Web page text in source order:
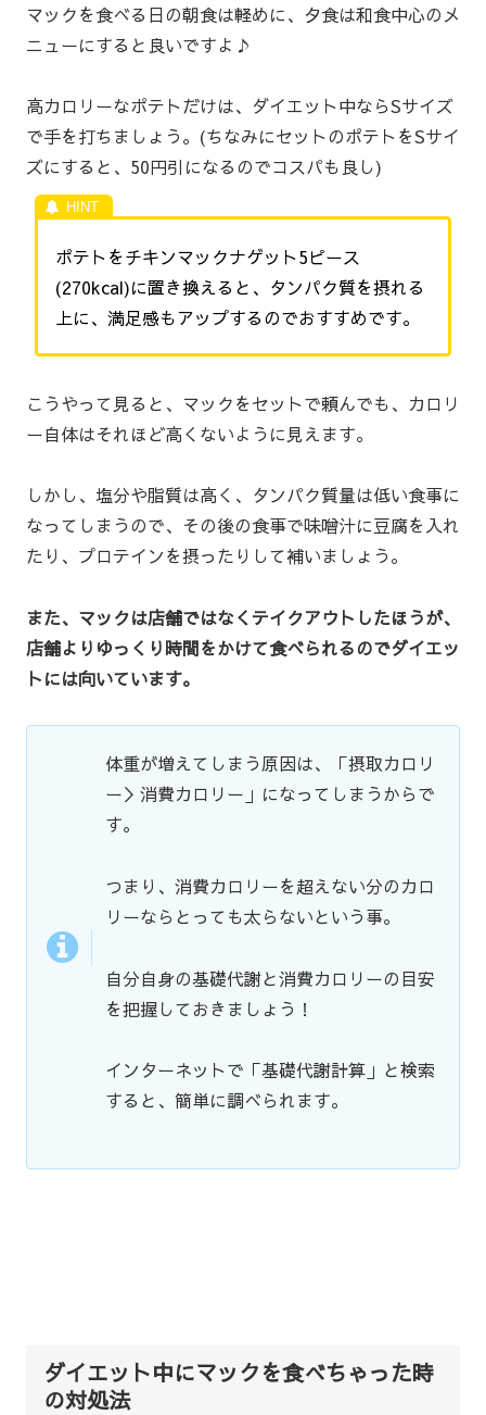
マックを食べる日の朝食は軽めに、夕食は和食中心のメ
ニューにすると良いですよ♪
高カロリーなポテトだけは、ダイエット中ならSサイズ
で手を打ちましょう。(ちなみにセットのポテトをSサイ
ズにすると、50円引になるのでコスパも良し)
ポテトをチキンマックナゲット5ピース
(270kcal)に置き換えると、タンパク質を摂れる
上に、満足感もアップするのでおすすめです。
こうやって見ると、マックをセットで頼んでも、カロリ
ー自体はそれほど高くないように見えます。
しかし、塩分や脂質は高く、タンパク質量は低い食事に
なってしまうので、その後の食事で味噌汁に豆腐を入れ
たり、プロテインを摂ったりして補いましょう。
また、マックは店舗ではなくテイクアウトしたほうが、
店舗よりゆっくり時間をかけて食べられるのでダイエッ
トには向いています。
体重が増えてしまう原因は、「摂取カロリ
ー＞消費カロリー」になってしまうからで
す。
つまり、消費カロリーを超えない分のカロ
リーならとっても太らないという事。
自分自身の基礎代謝と消費カロリーの目安
を把握しておきましょう！
インターネットで「基礎代謝計算」と検索
すると、簡単に調べられます。
ダイエット中にマックを食べちゃった時
の対処法